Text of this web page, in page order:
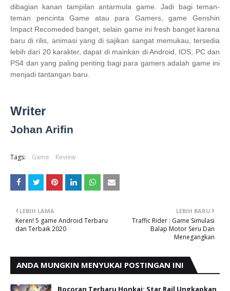
dibagian kanan tampilan antarmula game. Jadi bagi teman-
teman pencinta Game atau para Gamers, game Genshin
Impact Recomeded banget, selain game ini fresh banget karena
baru di rilis, animasi yang di sajikan sangat memukau, tersedia
lebih dari 20 karakter, dapat di mainkan di Android, IOS, PC dan
PS4 dan yang paling penting bagi para gamers adalah game ini
menjadi tantangan baru.
Writer
Johan Arifin
Tags: Game Review
LEBIH BARU
Traffic Rider : Game Simulasi
Balap Motor Seru Dan
Menegangkan
LEBIH LAMA
Keren! 5 game Android Terbaru
dan Terbaik 2020
ANDA MUNGKIN MENYUKAI POSTINGAN INI
Bocoran Terbaru Honkai: Star Rail Ungkapkan